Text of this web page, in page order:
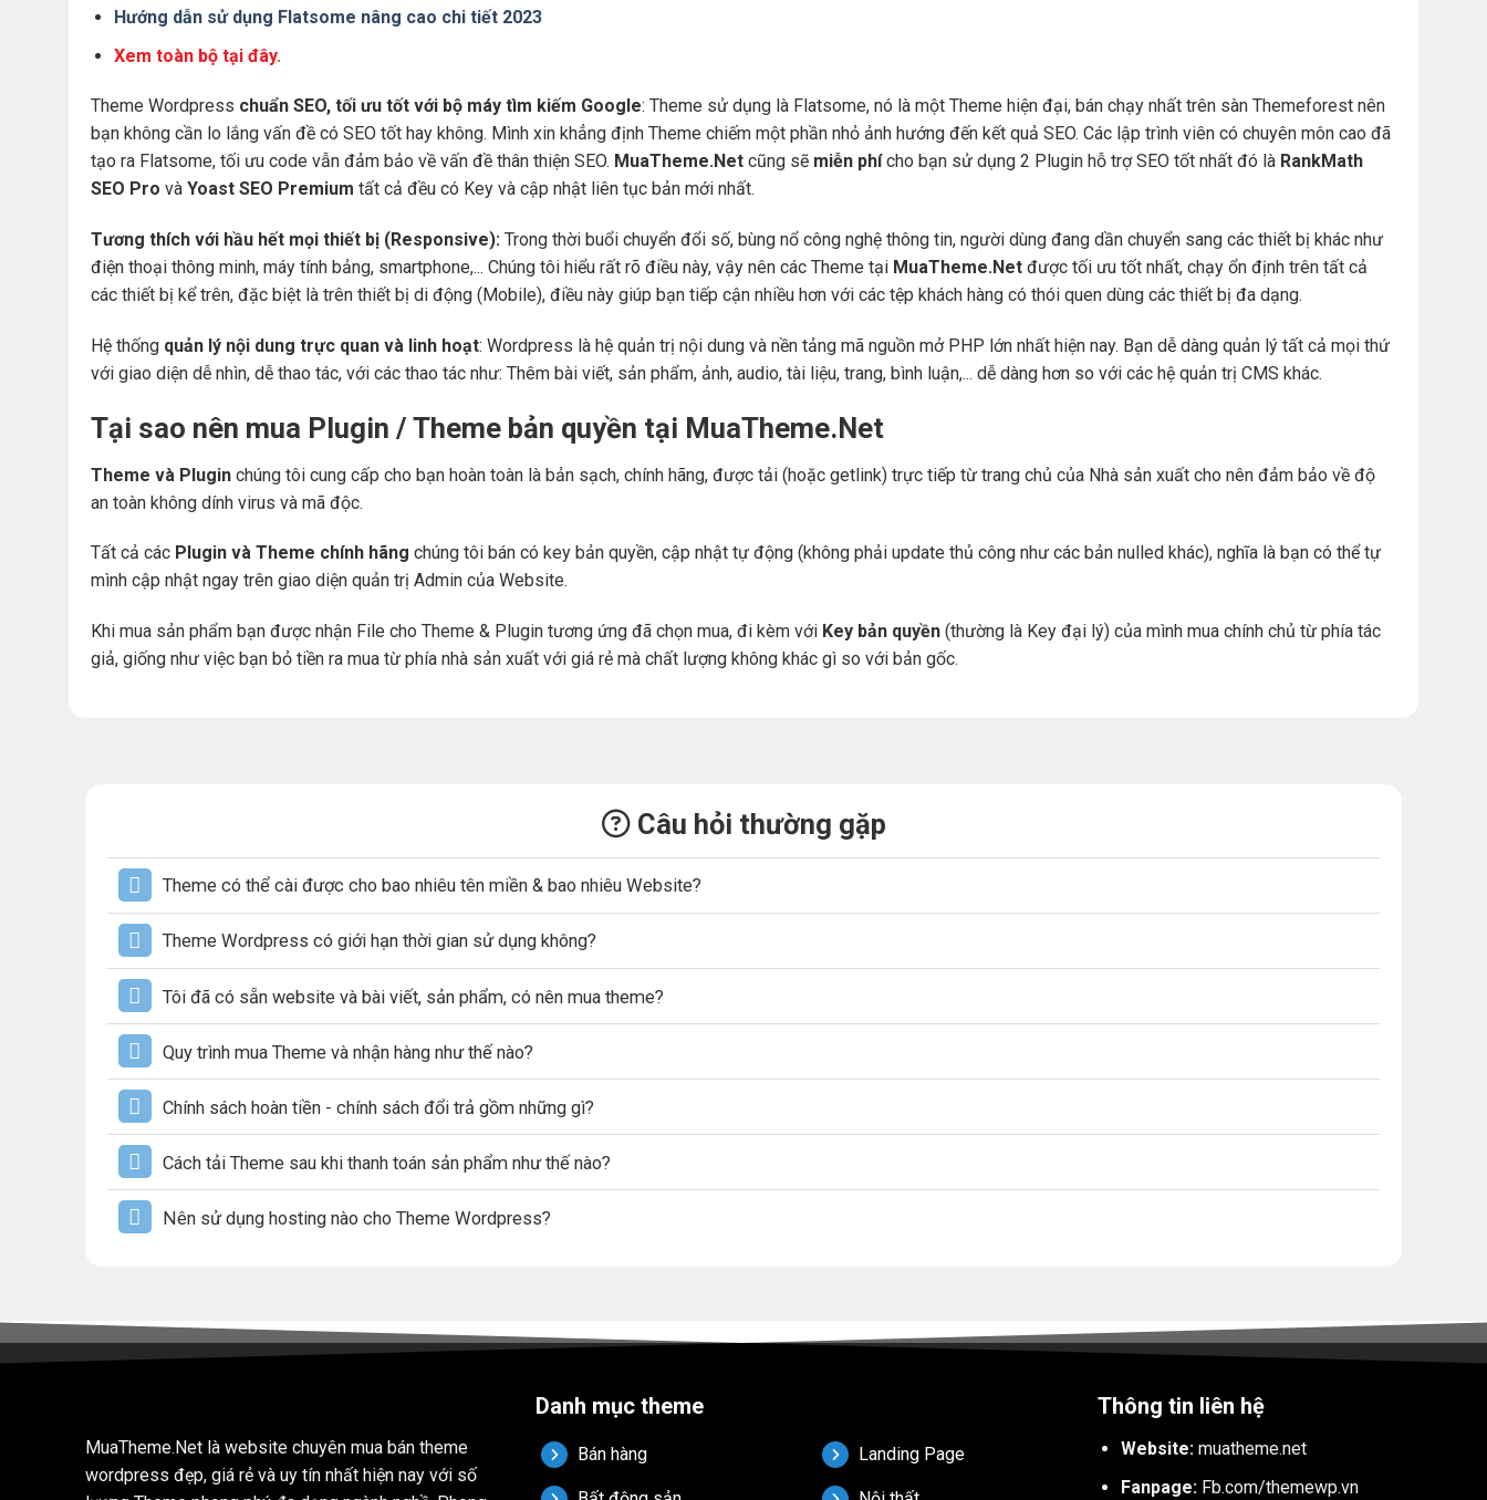
Hướng dẫn sử dụng Flatsome nâng cao chi tiết 2023
Xem toàn bộ tại đây.
Theme Wordpress chuẩn SEO, tối ưu tốt với bộ máy tìm kiếm Google: Theme sử dụng là Flatsome, nó là một Theme hiện đại, bán chạy nhất trên sàn Themeforest nên
bạn không cần lo lắng vấn đề có SEO tốt hay không. Mình xin khẳng định Theme chiếm một phần nhỏ ảnh hướng đến kết quả SEO. Các lập trình viên có chuyên môn cao đã
tạo ra Flatsome, tối ưu code vẫn đảm bảo về vấn đề thân thiện SEO. MuaTheme.Net cũng sẽ miễn phícho bạn sử dụng 2 Plugin hỗ trợ SEO tốt nhất đó là RankMath
SEO Pro và Yoast SEO Premium tất cả đều có Key và cập nhật liên tục bản mới nhất.
Tương thích với hầu hết mọi thiết bị (Responsive): Trong thời buổi chuyển đổi số, bùng nổ công nghệ thông tin, người dùng đang dần chuyển sang các thiết bị khác như
điện thoại thông minh, máy tính bảng, smartphone,... Chúng tôi hiểu rất rõ điều này, vậy nên các Theme tại MuaTheme.Net được tối ưu tốt nhất, chạy ổn định trên tất cả
các thiết bị kể trên, đặc biệt là trên thiết bị di động (Mobile), điều này giúp bạn tiếp cận nhiều hơn với các tệp khách hàng có thói quen dùng các thiết bị đa dạng.
Hệ thống quản lý nội dung trực quan và linh hoạt: Wordpress là hệ quản trị nội dung và nền tảng mã nguồn mở PHP lớn nhất hiện nay. Bạn dễ dàng quản lý tất cả mọi thứ
với giao diện dễ nhìn, dễ thao tác, với các thao tác như: Thêm bài viết, sản phẩm, ảnh, audio, tài liệu, trang, bình luận,... dễ dàng hơn so với các hệ quản trị CMS khác.
Tại sao nên mua Plugin / Theme bản quyền tại MuaTheme.Net
Theme và Plugin chúng tôi cung cấp cho bạn hoàn toàn là bản sạch, chính hãng, được tải (hoặc getlink) trực tiếp từ trang chủ của Nhà sản xuất cho nên đảm bảo về độ
an toàn không dính virus và mã độc.
Tất cả các Plugin và Theme chính hãng chúng tôi bán có key bản quyền, cập nhật tự động (không phải update thủ công như các bản nulled khác), nghĩa là bạn có thể tự
mình cập nhật ngay trên giao diện quản trị Admin của Website.
Khi mua sản phẩm bạn được nhận File cho Theme & Plugin tương ứng đã chọn mua, đi kèm với Key bản quyền (thường là Key đại lý) của mình mua chính chủ từ phía tác
giả, giống như việc bạn bỏ tiền ra mua từ phía nhà sản xuất với giá rẻ mà chất lượng không khác gì so với bản gốc.
Câu hỏi thường gặp
Theme có thể cài được cho bao nhiêu tên miền & bao nhiêu Website?
Theme Wordpress có giới hạn thời gian sử dụng không?
Tôi đã có sẵn website và bài viết, sản phẩm, có nên mua theme?
Quy trình mua Theme và nhận hàng như thế nào?
Chính sách hoàn tiền - chính sách đổi trả gồm những gì?
Cách tải Theme sau khi thanh toán sản phẩm như thế nào?
Nên sử dụng hosting nào cho Theme Wordpress?
MuaTheme.Net là website chuyên mua bán theme
wordpress đẹp, giá rẻ và uy tín nhất hiện nay với số
Danh mục theme
Bán hàng Landing Page
Thông tin liên hệ
Website: muatheme.net
Fanpage: Fb.com/themewp.vn